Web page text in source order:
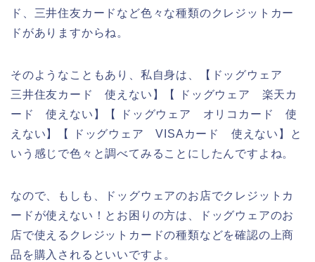
ド、三井住友カードなど色々な種類のクレジットカー
ドがありますからね。
そのようなこともあり、私自身は、【ドッグウェア
三井住友カード 使えない】【 ドッグウェア 楽天カ
ード 使えない】【 ドッグウェア オリコカード 使
えない】【 ドッグウェア VISAカード 使えない】と
いう感じで色々と調べてみることにしたんですよね。
なので、もしも、ドッグウェアのお店でクレジットカ
ードが使えない！とお困りの方は、ドッグウェアのお
店で使えるクレジットカードの種類などを確認の上商
品を購入されるといいですよ。